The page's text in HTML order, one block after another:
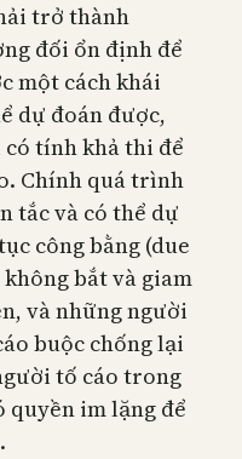
trở thành
đối ổn định để
một cách khái
dự đoán được,
tính khả thi để
Chính quá trình
tắc và có thể dự
công bằng (due
bắt và giam
và những người
buộc chống lại
tố cáo trong
quyền im lặng để